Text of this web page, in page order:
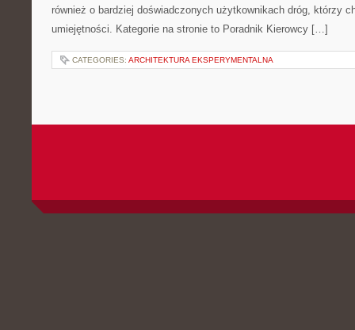
również o bardziej doświadczonych użytkownikach dróg, którzy
umiejętności. Kategorie na stronie to Poradnik Kierowcy […]
CATEGORIES: ARCHITEKTURA EKSPERYMENTALNA